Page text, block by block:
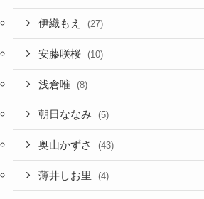
伊織もえ (27)
安藤咲桜 (10)
浅倉唯 (8)
朝日ななみ (5)
奥山かずさ (43)
薄井しお里 (4)